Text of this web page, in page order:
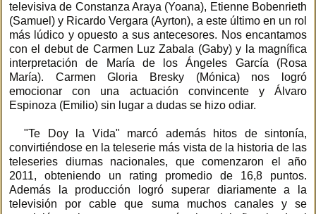
televisiva de Constanza Araya (Yoana), Etienne Bobenrieth
(Samuel) y Ricardo Vergara (Ayrton), a este último en un rol
más lúdico y opuesto a sus antecesores. Nos encantamos
con el debut de Carmen Luz Zabala (Gaby) y la magnífica
interpretación de María de los Ángeles García (Rosa
María). Carmen Gloria Bresky (Mónica) nos logró
emocionar con una actuación convincente y Álvaro
Espinoza (Emilio) sin lugar a dudas se hizo odiar.
"Te Doy la Vida" marcó además hitos de sintonía,
convirtiéndose en la teleserie más vista de la historia de las
teleseries diurnas nacionales, que comenzaron el año
2011, obteniendo un rating promedio de 16,8 puntos.
Además la producción logró superar diariamente a la
televisión por cable que suma muchos canales y se